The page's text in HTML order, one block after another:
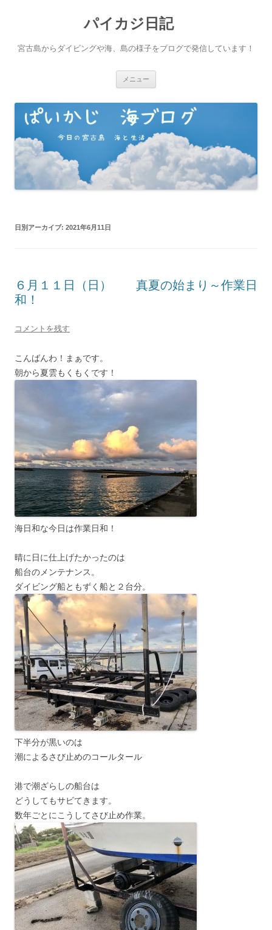
パイカジ日記
宮古島からダイビングや海、島の様子をブログで発信しています！
メニュー
ツ
へ
ス
キ
ッ
プ
日別アーカイブ: 2021年6月11日
６月１１日（日） 真夏の始まり～作業日
和！
コメントを残す
こんばんわ！まぁです。
朝から夏雲もくもくです！
海日和な今日は作業日和！
晴に日に仕上げたかったのは
船台のメンテナンス。
ダイビング船ともずく船と２台分。
下半分が黒いのは
潮によるさび止めのコールタール
港で潮ざらしの船台は
どうしてもサビてきます。
数年ごとにこうしてさび止め作業。